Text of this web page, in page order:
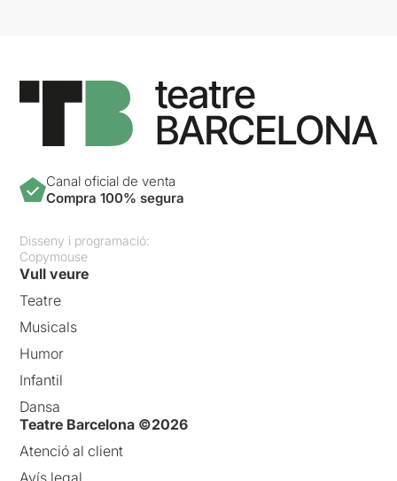
Canal oficial de venta
Compra 100% segura
Disseny i programació:
Copymouse
Vull veure
Teatre
Musicals
Humor
Infantil
Dansa
Teatre Barcelona ©2026
Atenció al client